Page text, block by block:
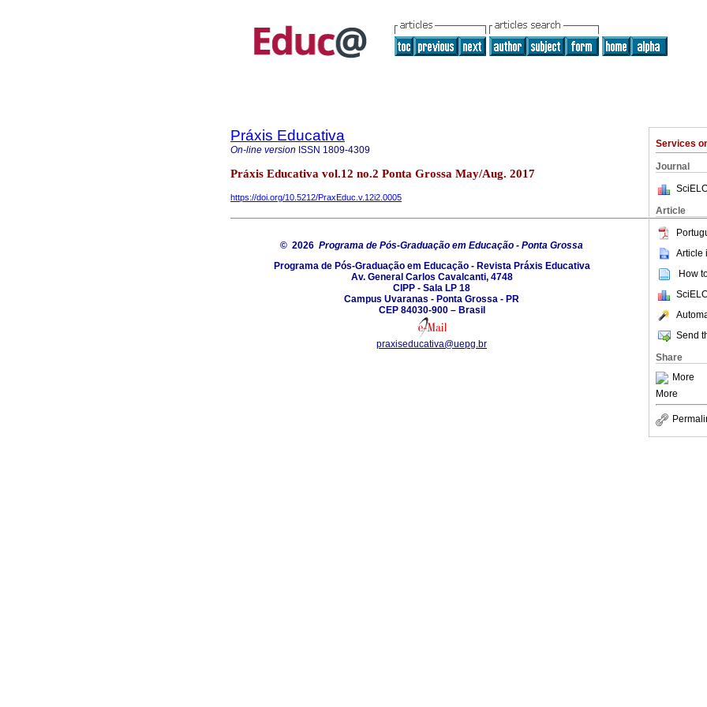
Services
Journal
Article
Article
How
Send
Share
More
More
Práxis Educativa
On-line version ISSN 1809-4309
Práxis Educativa vol.12 no.2 Ponta Grossa May/Aug. 2017
https://doi.org/10.5212/PraxEduc.v.12i2.0005
© 2026 Programa de Pós-Graduação em Educação - Ponta Grossa
Programa de Pós-Graduação em Educação - Revista Práxis Educativa
Av. General Carlos Cavalcanti, 4748
CIPP - Sala LP 18
Campus Uvaranas - Ponta Grossa - PR
CEP 84030-900 – Brasil
praxiseducativa@uepg.br